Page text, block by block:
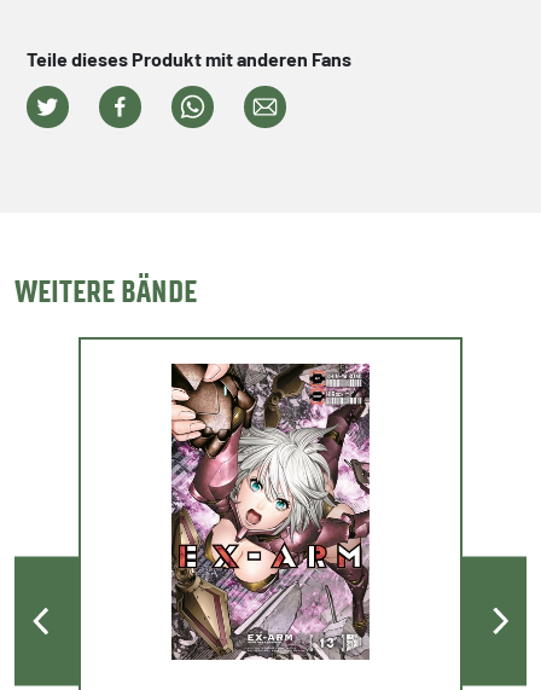
Teile dieses Produkt mit anderen Fans
WEITERE BÄNDE